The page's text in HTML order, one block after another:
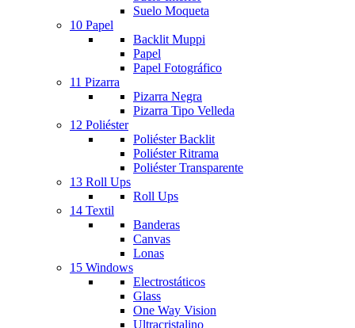
Suelo Moqueta
10 Papel
Backlit Muppi
Papel
Papel Fotográfico
11 Pizarra
Pizarra Negra
Pizarra Tipo Velleda
12 Poliéster
Poliéster Backlit
Poliéster Ritrama
Poliéster Transparente
13 Roll Ups
Roll Ups
14 Textil
Banderas
Canvas
Lonas
15 Windows
Electrostáticos
Glass
One Way Vision
Ultracristalino